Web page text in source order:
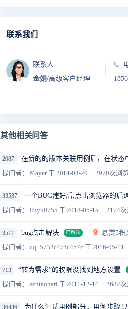
联系我们
联系人
金娟/高级客户经理
其他相关问答
2087 在新的的版本关联用例后，在状
提问者： Mayer于 2014-03-20 2970次浏
33537 一个BUG建好后,点击浏览器的后
提问者： liuyu0755 于 2018-05-15 2174
3577 bug点击解决 已解决
悬赏5积
提问者： qq_5732c478c4b7c 于 2016-05-11
713 “转为需求”的权限没找到地方设置
提问者： zentaonari 于 2011-12-14 2682
36436 为什么测试用例部分，用例步骤